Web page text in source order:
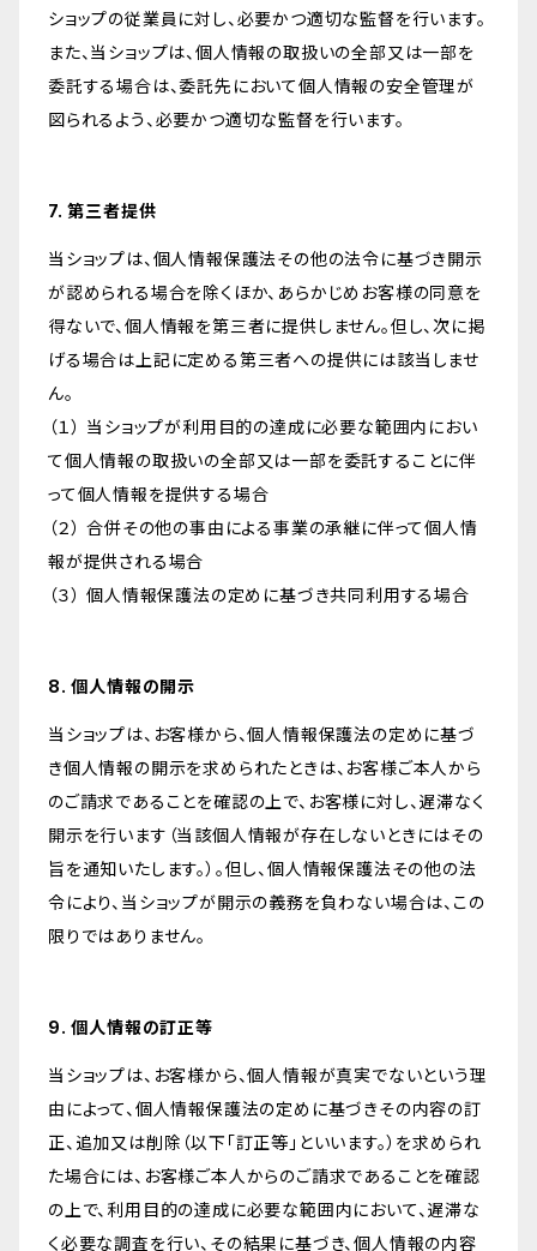
ショップの従業員に対し、必要かつ適切な監督を行います。
また、当ショップは、個人情報の取扱いの全部又は一部を
委託する場合は、委託先において個人情報の安全管理が
図られるよう、必要かつ適切な監督を行います。
7. 第三者提供
当ショップは、個人情報保護法その他の法令に基づき開示
が認められる場合を除くほか、あらかじめお客様の同意を
得ないで、個人情報を第三者に提供しません。但し、次に掲
げる場合は上記に定める第三者への提供には該当しませ
ん。
（１） 当ショップが利用目的の達成に必要な範囲内におい
て個人情報の取扱いの全部又は一部を委託することに伴
って個人情報を提供する場合
（２） 合併その他の事由による事業の承継に伴って個人情
報が提供される場合
（３） 個人情報保護法の定めに基づき共同利用する場合
8. 個人情報の開示
当ショップは、お客様から、個人情報保護法の定めに基づ
き個人情報の開示を求められたときは、お客様ご本人から
のご請求であることを確認の上で、お客様に対し、遅滞なく
開示を行います（当該個人情報が存在しないときにはその
旨を通知いたします。）。但し、個人情報保護法その他の法
令により、当ショップが開示の義務を負わない場合は、この
限りではありません。
9. 個人情報の訂正等
当ショップは、お客様から、個人情報が真実でないという理
由によって、個人情報保護法の定めに基づきその内容の訂
正、追加又は削除（以下「訂正等」といいます。）を求められ
た場合には、お客様ご本人からのご請求であることを確認
の上で、利用目的の達成に必要な範囲内において、遅滞な
く必要な調査を行い、その結果に基づき、個人情報の内容